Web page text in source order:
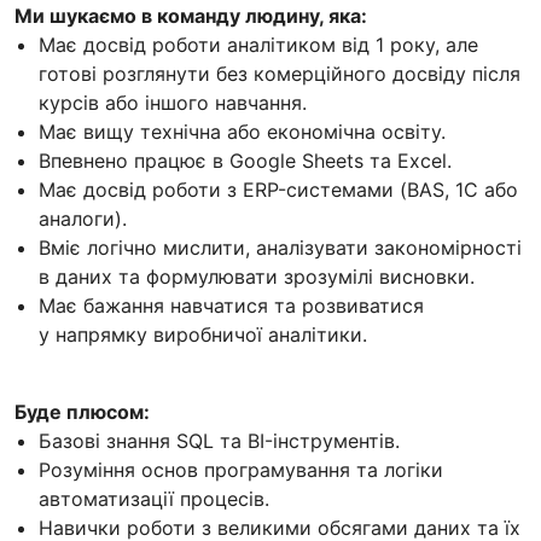
Ми шукаємо в команду людину, яка:
Має досвід роботи аналітиком від 1 року, але
готові розглянути без комерційного досвіду після
курсів або іншого навчання.
Має вищу технічна або економічна освіту.
Впевнено працює в Google Sheets та Excel.
Має досвід роботи з ERP-системами (BAS, 1С або
аналоги).
Вміє логічно мислити, аналізувати закономірності
в даних та формулювати зрозумілі висновки.
Має бажання навчатися та розвиватися
у напрямку виробничої аналітики.
Буде плюсом:
Базові знання SQL та BI-інструментів.
Розуміння основ програмування та логіки
автоматизації процесів.
Навички роботи з великими обсягами даних та їх